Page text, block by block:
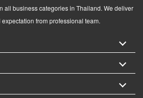
all business categories in Thailand. We deliver
from professional team.